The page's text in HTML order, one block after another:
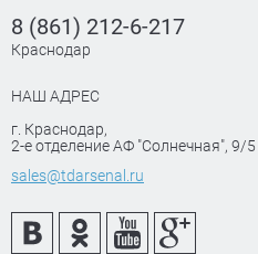
8 (861) 212-6-217
Краснодар
НАШ АДРЕС
г. Краснодар,
2-е отделение АФ "Солнечная", 9/5
sales@tdarsenal.ru